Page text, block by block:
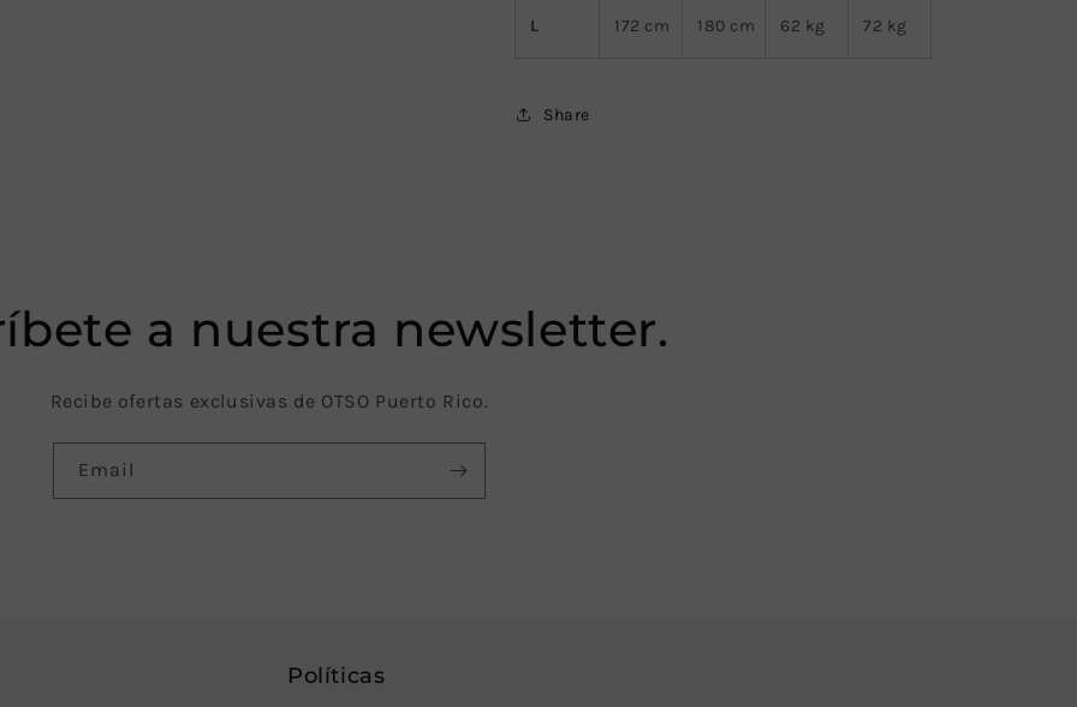
L 172 cm 180 cm 62 kg 72 kg
Share
a nuestra newsletter.
Recibe ofertas exclusivas de OTSO Puerto Rico.
Email
Políticas